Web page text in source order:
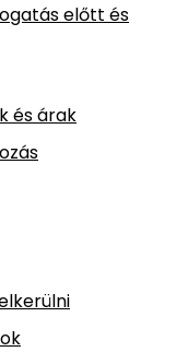
előtt és
és árak